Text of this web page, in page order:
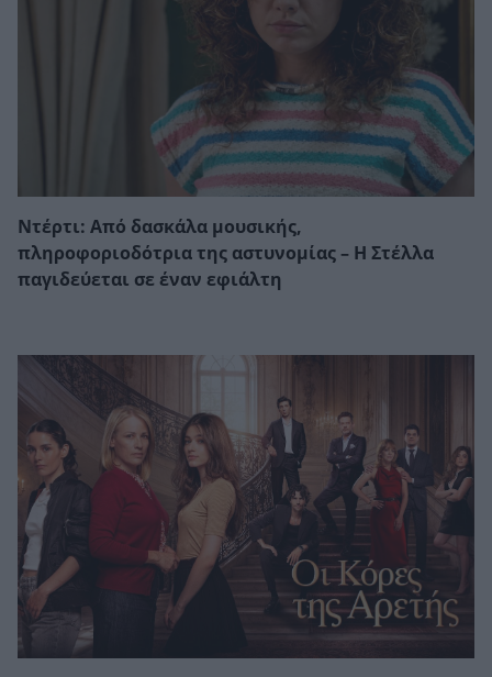
Ντέρτι: Από δασκάλα μουσικής,
πληροφοριοδότρια της αστυνομίας – Η Στέλλα
παγιδεύεται σε έναν εφιάλτη